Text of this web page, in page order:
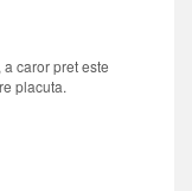
caror pret este
placuta.